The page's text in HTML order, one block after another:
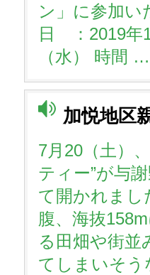
ン」に参加い
日 ：2019年
（水） 時間 …
加悦地区
7月20（土）
ティー”が与
て開かれまし
腹、海抜
る田畑や街並
てしまいそ